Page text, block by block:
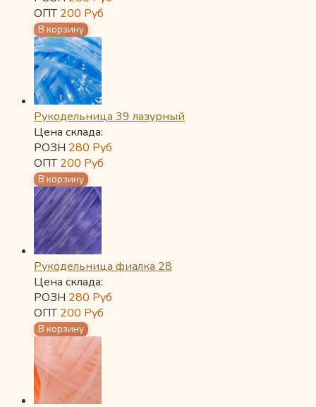
ОПТ200 Руб
Рукодельница 39 лазурный
Цена склада:
РОЗН 280 Руб
ОПТ200 Руб
Рукодельница фиалка 28
Цена склада:
РОЗН 280 Руб
ОПТ200 Руб